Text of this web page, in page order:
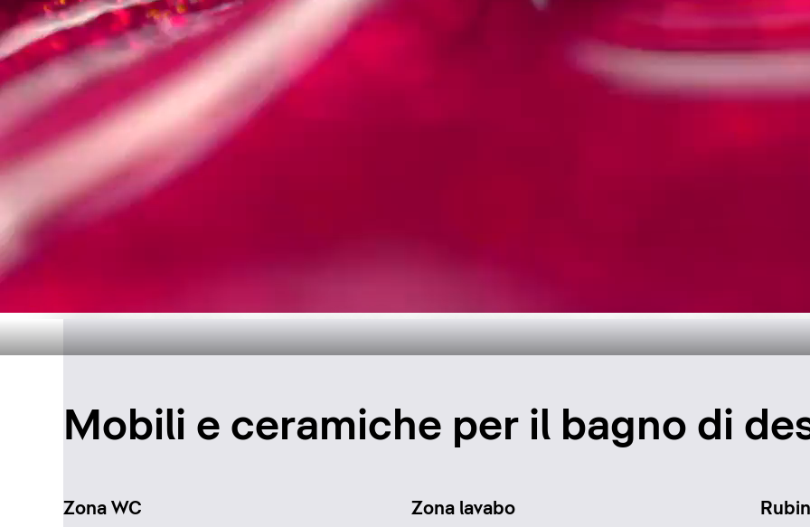
Design senza tempo per il
Scopri di più
Mobili e ceramiche per il bagno di
Zona WC Zona lavabo